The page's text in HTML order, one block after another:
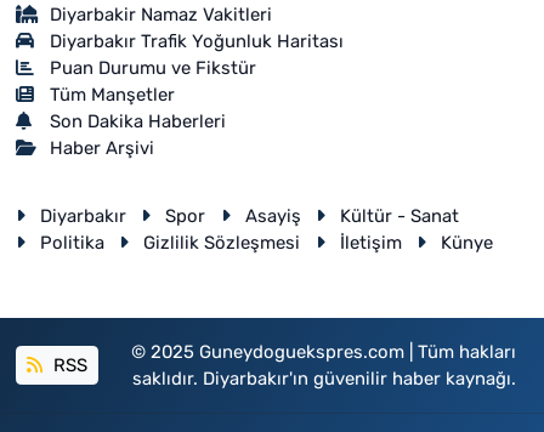
Diyarbakir Namaz Vakitleri
Diyarbakır Trafik Yoğunluk Haritası
Puan Durumu ve Fikstür
Tüm Manşetler
Son Dakika Haberleri
Haber Arşivi
Diyarbakır Spor Asayiş
Kültür - Sanat
Politika
Gizlilik Sözleşmesi İletişim Künye
RSS
© 2025 Guneydoguekspres.com | Tüm hakları
saklıdır. Diyarbakır'ın güvenilir haber kaynağı.